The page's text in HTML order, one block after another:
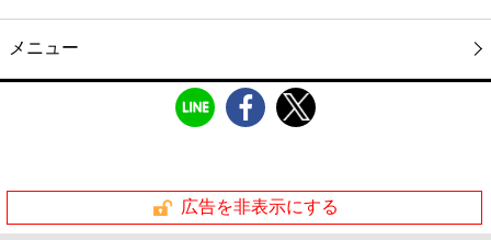
メニュー
広告を非表示にする